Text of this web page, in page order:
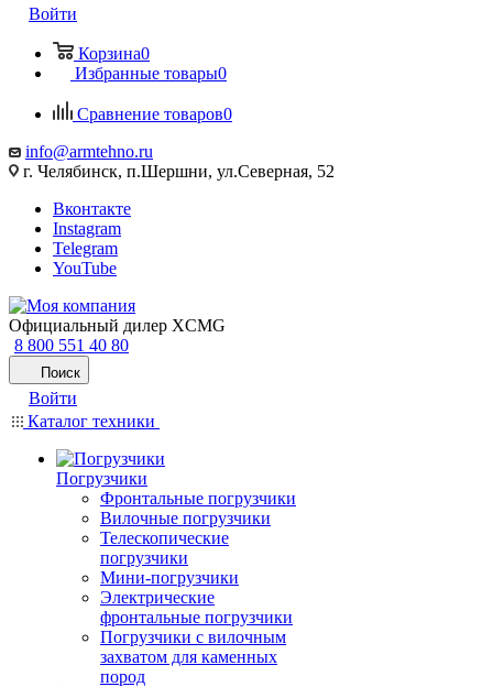
Войти
Корзина0
Избранные товары0
Сравнение товаров0
info@armtehno.ru
г. Челябинск, п.Шершни, ул.Северная, 52
Вконтакте
Instagram
Telegram
YouTube
Официальный дилер XCMG
8 800 551 40 80
Поиск
Войти
Каталог техники
Погрузчики
Фронтальные погрузчики
Вилочные погрузчики
Телескопические
погрузчики
Мини-погрузчики
Электрические
фронтальные погрузчики
Погрузчики с вилочным
захватом для каменных
пород